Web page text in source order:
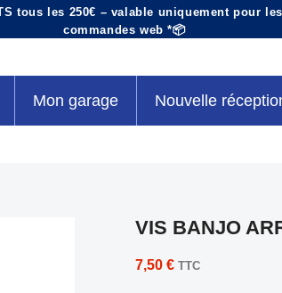
tous les 250€ – valable uniquement pour
commandes web *📦
Mon garage Nouvelle
VIS BANJO
7,50 € TTC